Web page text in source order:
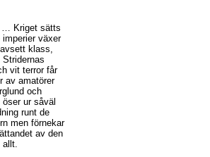
… Kriget sätts
växer
klass,
vit terror får
av amatörer
och
ur såväl
runt de
men förnekar
av den